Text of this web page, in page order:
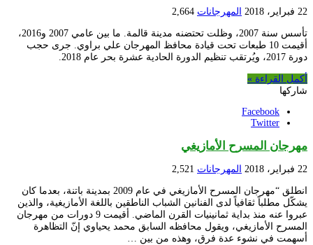
22 فبراير، 2018 المهرجانات 2,664
تأسس سنة 2007، وظلت تحتضنه مدينة قالمة. ما بين عامي 2007 و2016،
أقيمت 10 طبعات تحت قيادة محافظ المهرجان علي براوي. جرى حجب
دورة 2017، ويُرتقب تنظيم الدورة الحادية عشرة بحر عام 2018.
أكمل القراءة »
شاركها
Facebook
Twitter
مهرجان المسرح الأمازيغي
22 فبراير، 2018 المهرجانات 2,521
انطلق “مهرجان المسرح الأمازيغي في عام 2009 بمدينة باتنة، بعدما كان
يشكّل مطلباً ثقافياً لدى الفنانين الشباب الناطقين باللغة الأمازيغية، والذين
عبروا عنه منذ بداية ثمانينيات القرن الماضي. أقيمت 9 دورات من مهرجان
المسرح الأمازيغي، ويقول محافظه السابق محمد يحياوي إنّ التظاهرة
أسهمت في نشوء عدة فرق، وهذه من بين …